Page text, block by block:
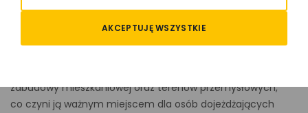
ważnej linii kolejowej łączącej Kraków z Tarnowem
zabudowy mieszkaniowej oraz terenów przemysłowych,
co czyni ją ważnym miejscem dla osób dojeżdżających
AKCEPTUJĘ WSZYSTKIE